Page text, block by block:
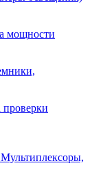
мощности
проверки